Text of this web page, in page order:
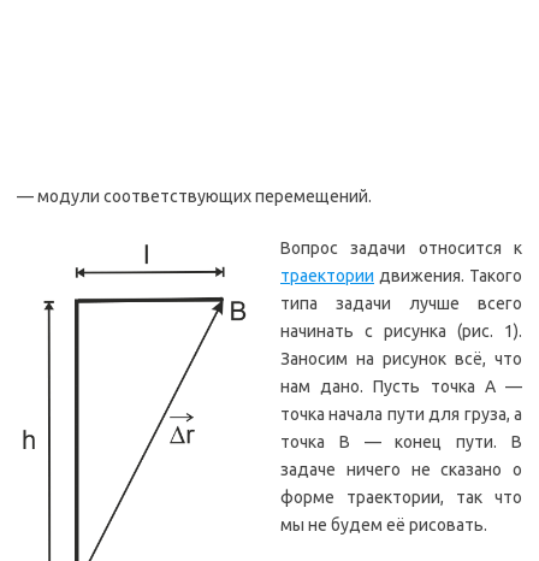
— модули соответствующих перемещений.
Вопрос задачи относится к
траектории движения. Такого
типа задачи лучше всего
начинать с рисунка (рис. 1).
Заносим на рисунок всё, что
нам дано. Пусть точка А —
точка начала пути для груза, а
точка В — конец пути. В
задаче ничего не сказано о
форме траектории, так что
мы не будем её рисовать.